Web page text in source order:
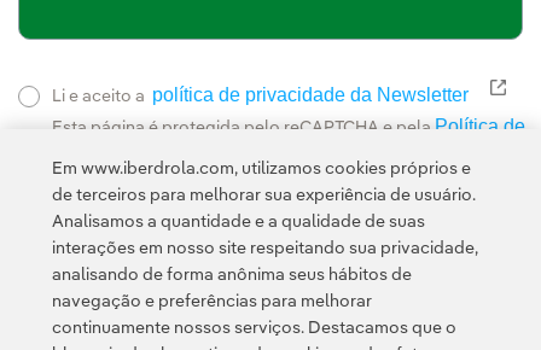
Li e aceito a política de privacidade da Newsletter Link
Esta página é protegida pelo reCAPTCHA e pela Política de
Contato Clientes Política de Privacidade Informação legal
Em www.iberdrola.com, utilizamos cookies próprios e
de terceiros para melhorar sua experiência de usuário.
Analisamos a quantidade e a qualidade de suas
interações em nosso site respeitando sua privacidade,
analisando de forma anônima seus hábitos de
navegação e preferências para melhorar
continuamente nossos serviços. Destacamos que o